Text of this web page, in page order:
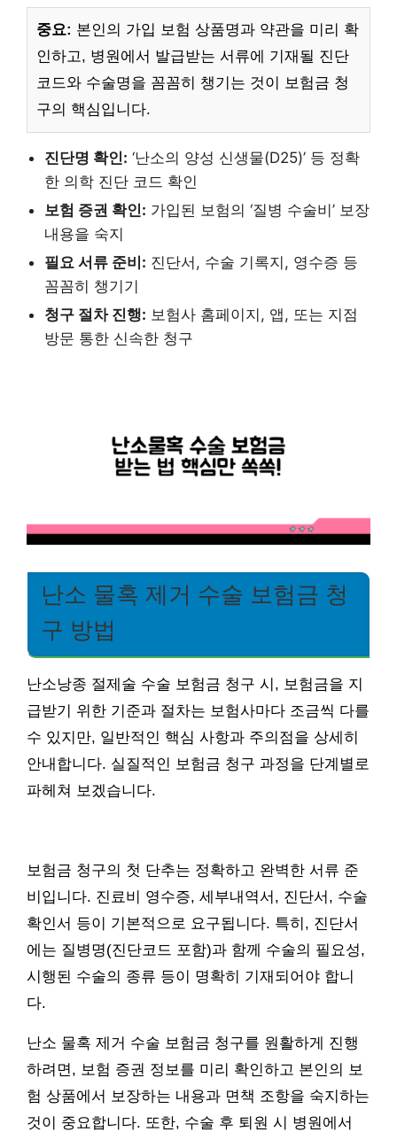
중요: 본인의 가입 보험 상품명과 약관을 미리 확
인하고, 병원에서 발급받는 서류에 기재될 진단
코드와 수술명을 꼼꼼히 챙기는 것이 보험금 청
구의 핵심입니다.
진단명 확인: ‘난소의 양성 신생물(D25)’ 등 정확
한 의학 진단 코드 확인
보험 증권 확인: 가입된 보험의 ‘질병 수술비’ 보장
내용을 숙지
필요 서류 준비: 진단서, 수술 기록지, 영수증 등
꼼꼼히 챙기기
청구 절차 진행: 보험사 홈페이지, 앱, 또는 지점
방문 통한 신속한 청구
난소 물혹 제거 수술 보험금 청
구 방법
난소낭종 절제술 수술 보험금 청구 시, 보험금을 지
급받기 위한 기준과 절차는 보험사마다 조금씩 다를
수 있지만, 일반적인 핵심 사항과 주의점을 상세히
안내합니다. 실질적인 보험금 청구 과정을 단계별로
파헤쳐 보겠습니다.
보험금 청구의 첫 단추는 정확하고 완벽한 서류 준
비입니다. 진료비 영수증, 세부내역서, 진단서, 수술
확인서 등이 기본적으로 요구됩니다. 특히, 진단서
에는 질병명(진단코드 포함)과 함께 수술의 필요성,
시행된 수술의 종류 등이 명확히 기재되어야 합니
다.
난소 물혹 제거 수술 보험금 청구를 원활하게 진행
하려면, 보험 증권 정보를 미리 확인하고 본인의 보
험 상품에서 보장하는 내용과 면책 조항을 숙지하는
것이 중요합니다. 또한, 수술 후 퇴원 시 병원에서